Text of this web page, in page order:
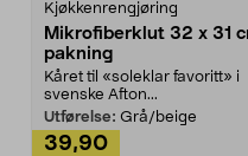
Kjøkkenrengjøring
Mikrofiberklut 32 x 31
pakning
Kåret til «soleklar favoritt» i
svenske Afton...
Utførelse: Grå/beige
39,90